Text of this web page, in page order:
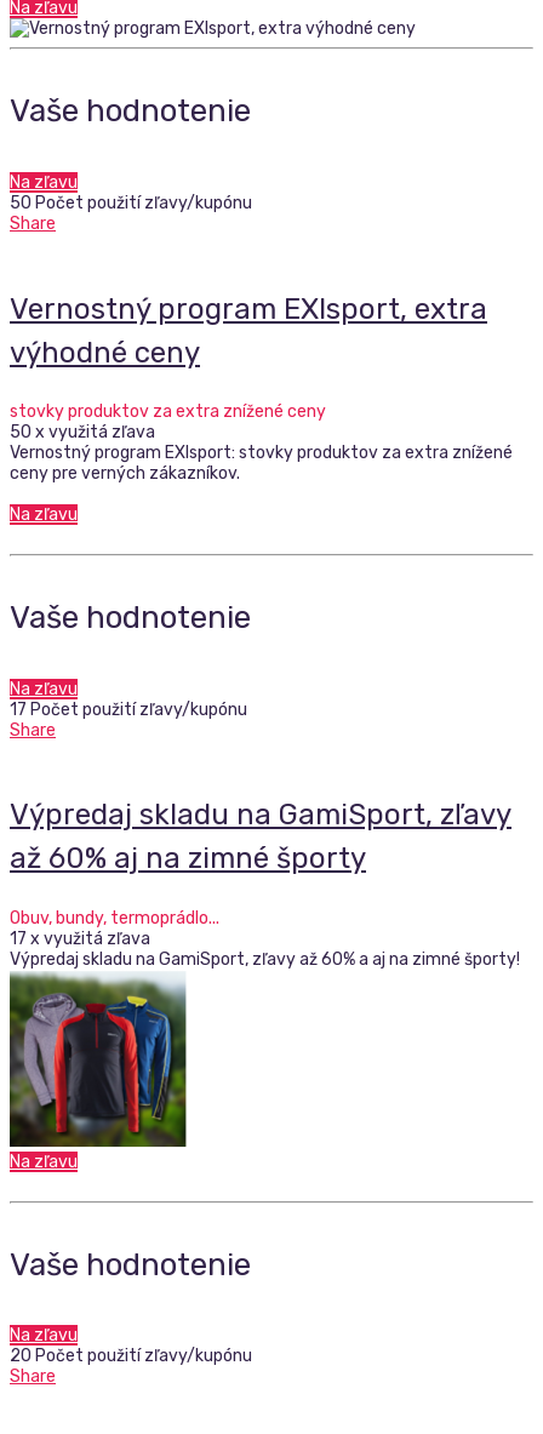
Na zľavu
Vaše hodnotenie
Na zľavu
50 Počet použití zľavy/kupónu
Share
Vernostný program EXIsport, extra
výhodné ceny
stovky produktov za extra znížené ceny
50 x využitá zľava
Vernostný program EXIsport: stovky produktov za extra znížené
ceny pre verných zákazníkov.
Na zľavu
Vaše hodnotenie
Na zľavu
17 Počet použití zľavy/kupónu
Share
Výpredaj skladu na GamiSport, zľavy
až 60% aj na zimné športy
Obuv, bundy, termoprádlo...
17 x využitá zľava
Výpredaj skladu na GamiSport, zľavy až 60% a aj na zimné športy!
Na zľavu
Vaše hodnotenie
Na zľavu
20 Počet použití zľavy/kupónu
Share